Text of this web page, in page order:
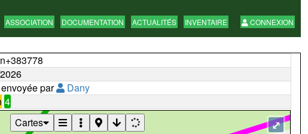
ASSOCIATION DOCUMENTATION ACTUALITÉS INVENTAIRE CONNEXION
par
Dany
4
⤢
Cartes